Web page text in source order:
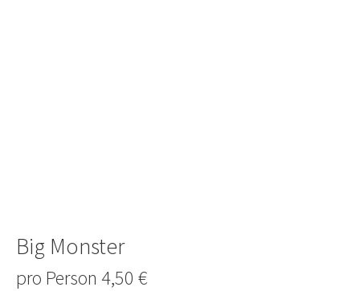
Big Monster
pro Person 4,50 €